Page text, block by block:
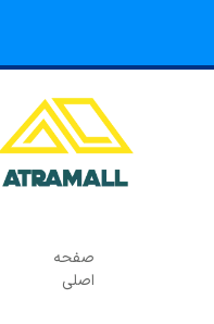
صفحه
اصلی